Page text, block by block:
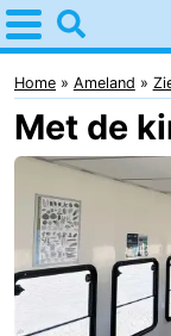
Home
Ameland
Tips
Voor
kinderen
Dorpen
Natuur
Home Ameland
Met de